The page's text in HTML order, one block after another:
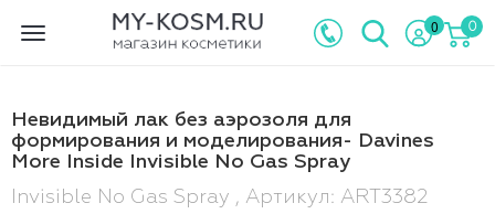
Toggle
0 0
Невидимый лак без аэрозоля для
формирования и моделирования- Davines
More Inside Invisible No Gas Spray
Invisible No Gas Spray , Артикул: ART3382